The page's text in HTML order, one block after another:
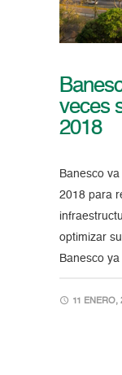
veces
2018
Banesco
2018 para
optimizar
Banesco
11 ENERO,